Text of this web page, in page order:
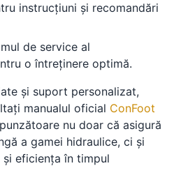
instrucțiuni și recomandări
de service al
o întreținere optimă.
și suport personalizat,
manualul oficial ConFoot
nu doar că asigură
a gamei hidraulice, ci și
eficiența în timpul